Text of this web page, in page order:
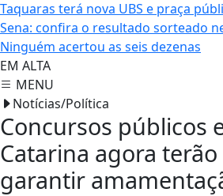
Taquaras terá nova UBS e praça
Sena: confira o resultado sorteado
Ninguém acertou as seis dezenas
EM ALTA
MENU
Notícias/Política
Concursos públicos
Catarina agora
garantir